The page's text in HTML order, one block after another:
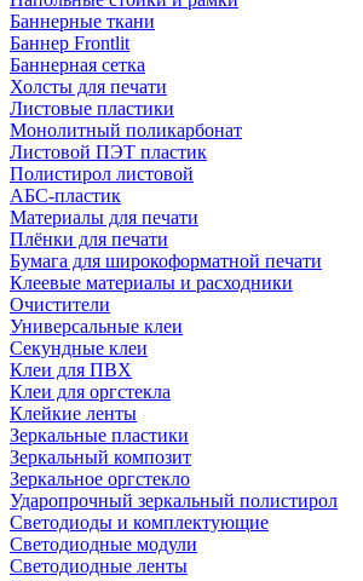
Баннерные ткани
Баннер Frontlit
Баннерная сетка
Холсты для печати
Листовые пластики
Монолитный поликарбонат
Листовой ПЭТ пластик
Полистирол листовой
АБС-пластик
Материалы для печати
Плёнки для печати
Бумага для широкоформатной печати
Клеевые материалы и расходники
Очистители
Универсальные клеи
Секундные клеи
Клеи для ПВХ
Клеи для оргстекла
Клейкие ленты
Зеркальные пластики
Зеркальный композит
Зеркальное оргстекло
Ударопрочный зеркальный полистирол
Светодиоды и комплектующие
Светодиодные модули
Светодиодные ленты